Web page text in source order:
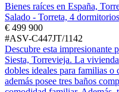
Bienes raíces en España,
Salado - Torreta, 4
€ 499 900
#ASV-C447JT/1142
Descubre esta impresionante
Siesta, Torrevieja. La
dobles ideales para familias o
además posee tres baños